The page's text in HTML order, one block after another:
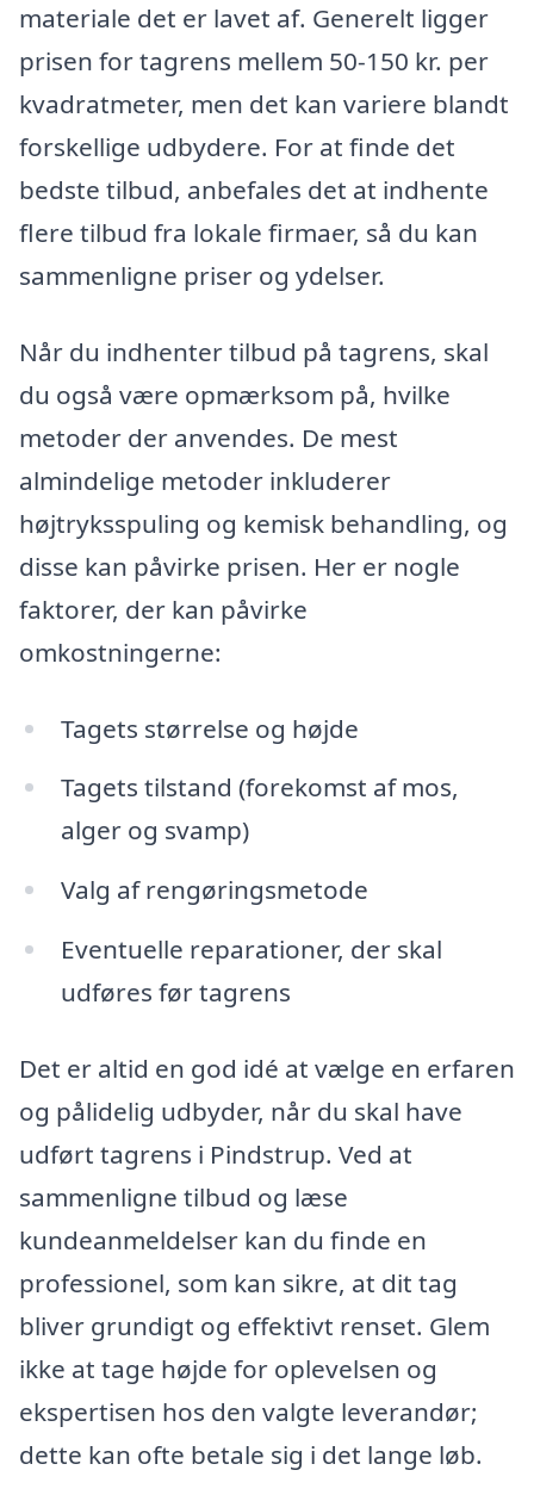
materiale det er lavet af. Generelt ligger
prisen for tagrens mellem 50-150 kr. per
kvadratmeter, men det kan variere blandt
forskellige udbydere. For at finde det
bedste tilbud, anbefales det at indhente
flere tilbud fra lokale firmaer, så du kan
sammenligne priser og ydelser.
Når du indhenter tilbud på tagrens, skal
du også være opmærksom på, hvilke
metoder der anvendes. De mest
almindelige metoder inkluderer
højtryksspuling og kemisk behandling, og
disse kan påvirke prisen. Her er nogle
faktorer, der kan påvirke
omkostningerne:
Tagets størrelse og højde
Tagets tilstand (forekomst af mos,
alger og svamp)
Valg af rengøringsmetode
Eventuelle reparationer, der skal
udføres før tagrens
Det er altid en god idé at vælge en erfaren
og pålidelig udbyder, når du skal have
udført tagrens i Pindstrup. Ved at
sammenligne tilbud og læse
kundeanmeldelser kan du finde en
professionel, som kan sikre, at dit tag
bliver grundigt og effektivt renset. Glem
ikke at tage højde for oplevelsen og
ekspertisen hos den valgte leverandør;
dette kan ofte betale sig i det lange løb.